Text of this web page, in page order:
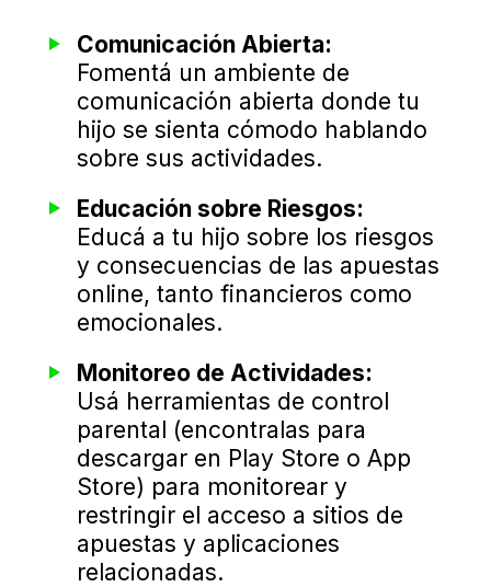
Comunicación Abierta:
Fomentá un ambiente de
comunicación abierta donde tu
hijo se sienta cómodo hablando
sobre sus actividades.
Educación sobre Riesgos:
Educá a tu hijo sobre los riesgos
y consecuencias de las apuestas
online, tanto financieros como
emocionales.
Monitoreo de Actividades:
Usá herramientas de control
parental (encontralas para
descargar en Play Store o App
Store) para monitorear y
restringir el acceso a sitios de
apuestas y aplicaciones
relacionadas.